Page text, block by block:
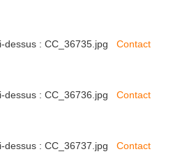
dessus : CC_36735.jpg Contact
dessus : CC_36736.jpg Contact
dessus : CC_36737.jpg Contact